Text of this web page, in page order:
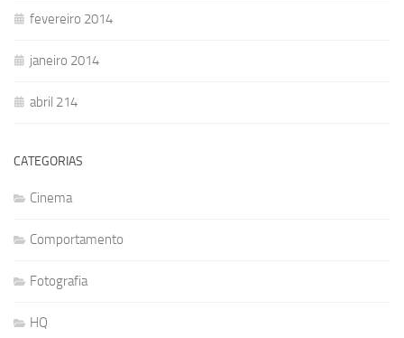
fevereiro 2014
janeiro 2014
abril 214
CATEGORIAS
Cinema
Comportamento
Fotografia
HQ